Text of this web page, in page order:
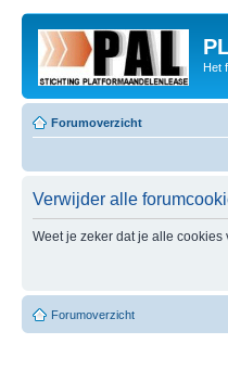
Het
Forumoverzicht
Verwijder alle
Weet je zeker dat je alle
Forumoverzicht